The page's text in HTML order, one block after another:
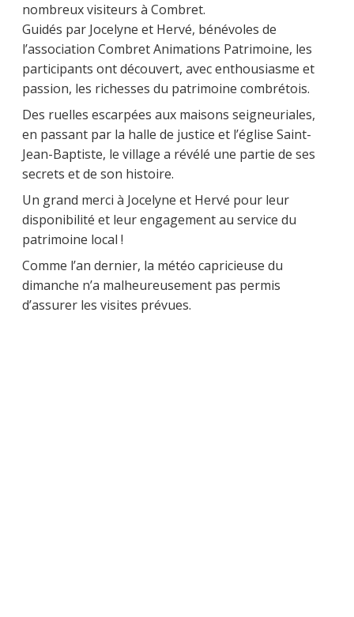
nombreux visiteurs à Combret.
Guidés par Jocelyne et Hervé, bénévoles de
l’association Combret Animations Patrimoine, les
participants ont découvert, avec enthousiasme et
passion, les richesses du patrimoine combrétois.
Des ruelles escarpées aux maisons seigneuriales,
en passant par la halle de justice et l’église Saint-
Jean-Baptiste, le village a révélé une partie de ses
secrets et de son histoire.
Un grand merci à Jocelyne et Hervé pour leur
disponibilité et leur engagement au service du
patrimoine local !
Comme l’an dernier, la météo capricieuse du
dimanche n’a malheureusement pas permis
d’assurer les visites prévues.